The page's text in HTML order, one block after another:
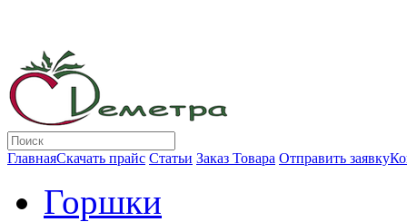
ГлавнаяСкачать прайс Статьи Заказ Товара Отправить заявку
Горшки